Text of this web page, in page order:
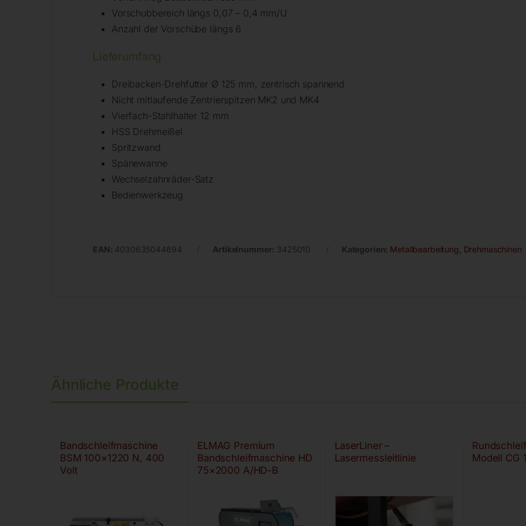
Vorschubbereich längs 0,07 – 0,4 mm/U
Anzahl der Vorschübe längs 6
Lieferumfang
Dreibacken-Drehfutter Ø 125 mm, zentrisch spannend
Nicht mitlaufende Zentrierspitzen MK2 und MK4
Vierfach-Stahlhalter 12 mm
HSS Drehmeißel
Spritzwand
Spänewanne
Wechselzahnräder-Satz
Bedienwerkzeug
EAN: 4030635044694 Artikelnummer: 3425010 Kategorien: Metallbearbeitung Drehmaschinen
Ähnliche Produkte
Bandschleifmaschine
BSM 100×1220 N, 400
Volt
ELMAG Premium
Bandschleifmaschine HD
75×2000 A/HD-B
LaserLiner –
Lasermessleitlinie
Modell CG